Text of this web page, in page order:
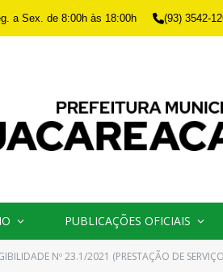
a Sex. de 8:00h às 18:00h (93) 3542-
PUBLICAÇÕES OFICIAIS
Nº 23.1/2021 (PRESTAÇÃO DE SERVIÇO TÉCNICO